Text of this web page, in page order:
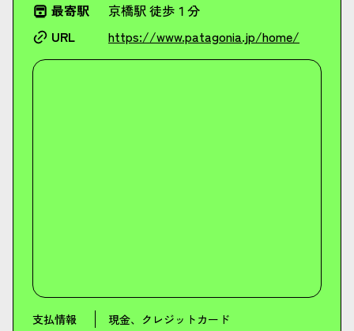
最寄駅
京橋駅 徒歩１分
URL
https://www.patagonia.jp/home/
支払情報
現金、クレジットカード